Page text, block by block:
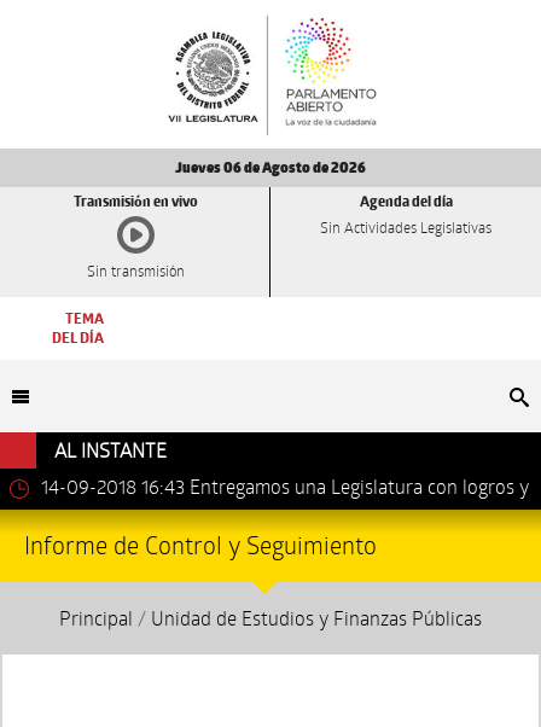
Jueves 06 de Agosto de 2026
Transmisión en vivo
Sin transmisión
Agenda del día
Sin Actividades Legislativas
TEMA
DEL DÍA
AL INSTANTE
14-09-2018 16:43 Entregamos una Legislatura con logros y
avances importantes: Dip. Leonel Luna Estrada.
Informe de Control y Seguimiento
Principal / Unidad de Estudios y Finanzas Públicas